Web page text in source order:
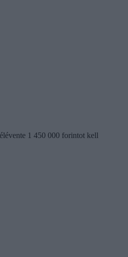
1 450 000 forintot kell